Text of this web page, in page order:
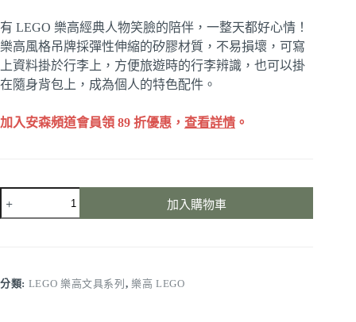
價
格：
NT$ 350。
價
格：
NT$ 315。
有 LEGO 樂高經典人物笑臉的陪伴，一整天都好心情！
樂高風格吊牌採彈性伸縮的矽膠材質，不易損壞，可寫
上資料掛於行李上，方便旅遊時的行李辨識，也可以掛
在隨身背包上，成為個人的特色配件。
加入安森頻道會員領 89 折優惠， 查看詳情 。
LEGO
樂
笑
臉
加入購物車
分類: LEGO 樂高文具系列 ,樂高 LEGO